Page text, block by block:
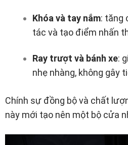
Khóa và tay nắm: tăng
tác và tạo điểm nhấn
Ray trượt và bánh xe:
nhẹ nhàng, không gây
Chính sự đồng bộ và chất
này mới tạo nên một bộ cửa